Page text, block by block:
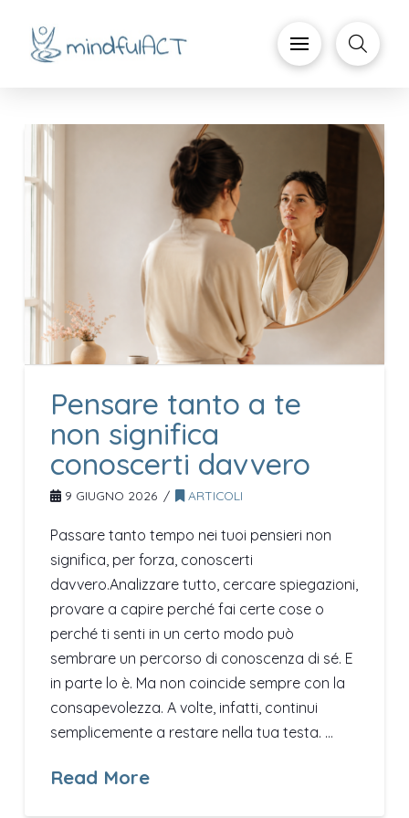
Pensare tanto a te
non significa
conoscerti davvero
9 GIUGNO 2026 ARTICOLI
Passare tanto tempo nei tuoi pensieri non
significa, per forza, conoscerti
davvero.Analizzare tutto, cercare spiegazioni,
provare a capire perché fai certe cose o
perché ti senti in un certo modo può
sembrare un percorso di conoscenza di sé. E
in parte lo è. Ma non coincide sempre con la
consapevolezza. A volte, infatti, continui
semplicemente a restare nella tua testa. …
Read More